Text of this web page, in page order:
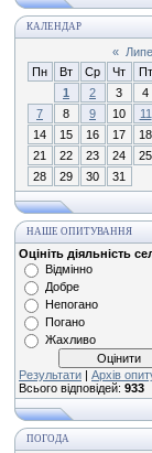
КАЛЕНДАР
«
Пн
Вт Ср Чт Пт
1
2 3 4
7
8 9 10 11
14
15 16 17 18
21
22 23 24 25
28
29 30 31
НАШЕ ОПИТУВАННЯ
Оцініть діяльність
Відмінно
Добре
Непогано
Погано
Жахливо
Результати | Архів
Всього відповідей: 933
ПОГОДА